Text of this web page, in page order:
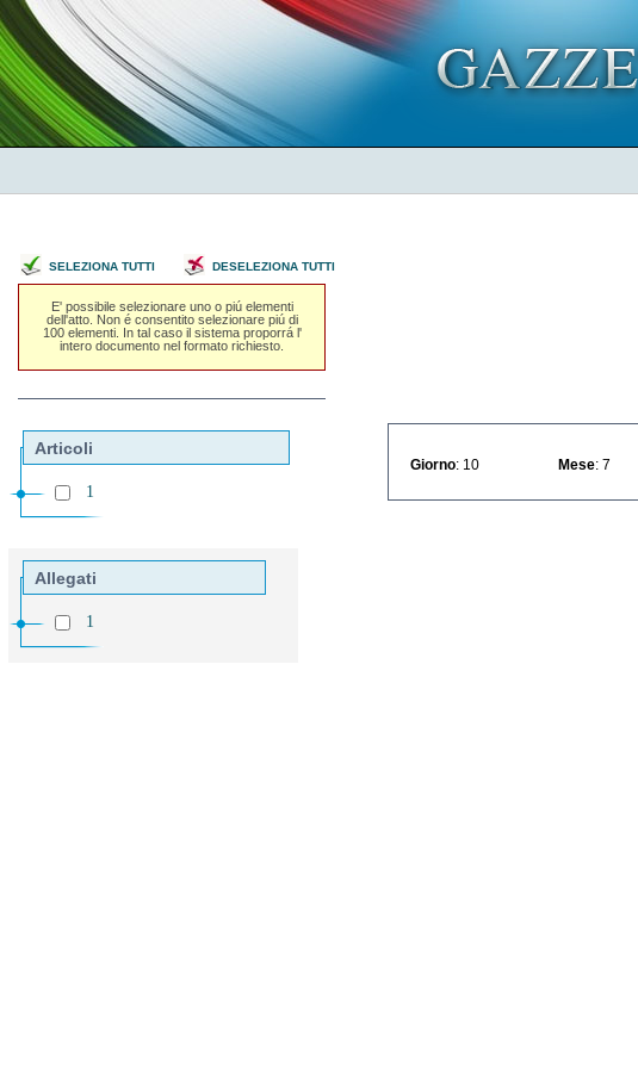
SELEZIONA TUTTI DESELEZIONA TUTTI
E' possibile selezionare uno o piú elementi
dell'atto. Non é consentito selezionare piú di
100 elementi. In tal caso il sistema proporrá l'
intero documento nel formato richiesto.
Articoli
1
Allegati
1
Giorno : 10 Mese : 7